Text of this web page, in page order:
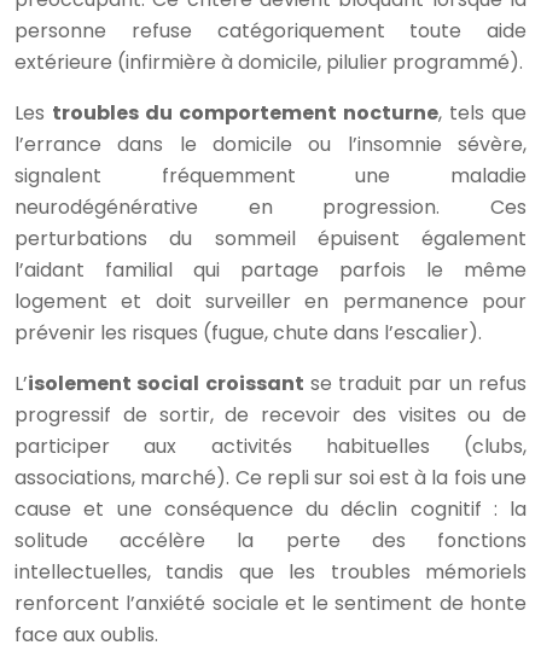
personne refuse catégoriquement toute aide
extérieure (infirmière à domicile, pilulier programmé).
Les troubles du comportement nocturne, tels que
l’errance dans le domicile ou l’insomnie sévère,
signalent fréquemment une maladie
neurodégénérative en progression. Ces
perturbations du sommeil épuisent également
l’aidant familial qui partage parfois le même
logement et doit surveiller en permanence pour
prévenir les risques (fugue, chute dans l’escalier).
L’isolement social croissant se traduit par un refus
progressif de sortir, de recevoir des visites ou de
participer aux activités habituelles (clubs,
associations, marché). Ce repli sur soi est à la fois une
cause et une conséquence du déclin cognitif : la
solitude accélère la perte des fonctions
intellectuelles, tandis que les troubles mémoriels
renforcent l’anxiété sociale et le sentiment de honte
face aux oublis.